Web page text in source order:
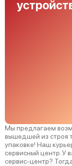
Мы предлагаем
вышедшей из строя
упаковке! Наш
сервисный центр. У
сервис-центр?